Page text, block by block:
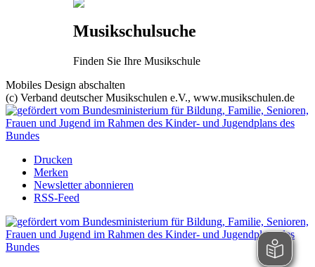
Musikschulsuche
Finden Sie Ihre Musikschule
Mobiles Design abschalten
(c) Verband deutscher Musikschulen e.V., www.musikschulen.de
Drucken
Merken
Newsletter abonnieren
RSS-Feed